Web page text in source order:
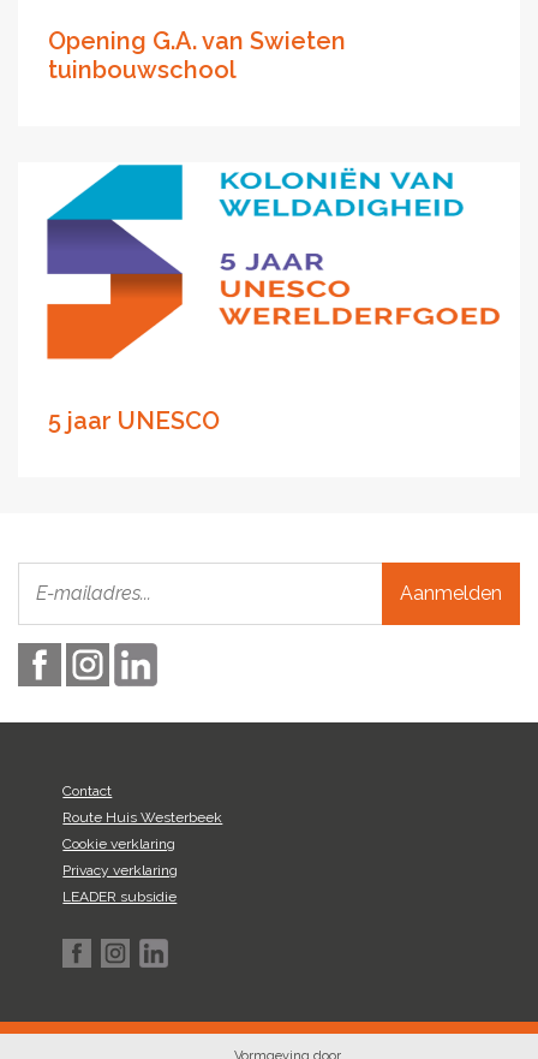
Opening G.A. van Swieten
tuinbouwschool
5 jaar UNESCO
Aanmelden
Contact
Route Huis Westerbeek
Cookie verklaring
Privacy verklaring
LEADER subsidie